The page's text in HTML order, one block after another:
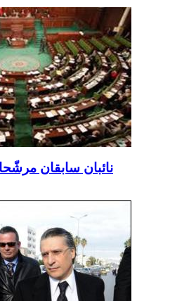
نائبان سابقان